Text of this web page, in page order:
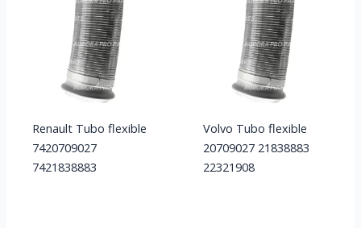
Renault Tubo flexible
7420709027
7421838883
Volvo Tubo flexible
20709027 21838883
22321908